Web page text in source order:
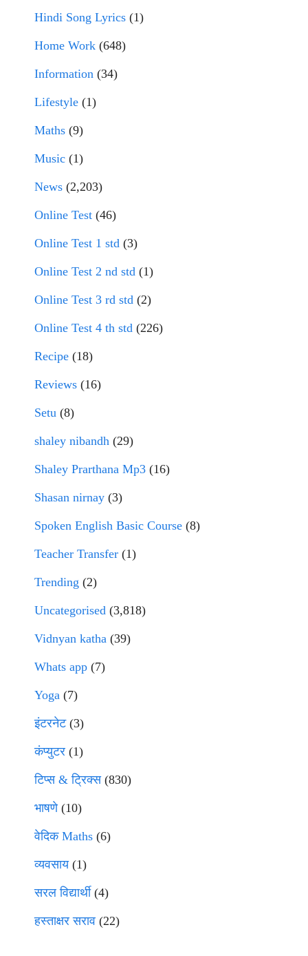
Hindi Song Lyrics (1)
Home Work (648)
Information (34)
Lifestyle (1)
Maths (9)
Music (1)
News (2,203)
Online Test (46)
Online Test 1 std (3)
Online Test 2 nd std (1)
Online Test 3 rd std (2)
Online Test 4 th std (226)
Recipe (18)
Reviews (16)
Setu (8)
shaley nibandh (29)
Shaley Prarthana Mp3 (16)
Shasan nirnay (3)
Spoken English Basic Course (8)
Teacher Transfer (1)
Trending (2)
Uncategorised (3,818)
Vidnyan katha (39)
Whats app (7)
Yoga (7)
इंटरनेट(3)
कंप्युटर (1)
टिप्स & ट्रिक्स(830)
भाषणे(10)
वेदिक Maths (6)
व्यवसाय(1)
सरल विद्यार्थी(4)
हस्ताक्षर सराव (22)